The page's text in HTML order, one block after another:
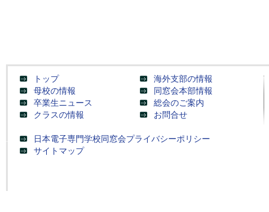
トップ
母校の情報
卒業生ニュース
クラスの情報
海外支部の情報
同窓会本部情報
総会のご案内
お問合せ
日本電子専門学校同窓会プライバシーポリシー
サイトマップ